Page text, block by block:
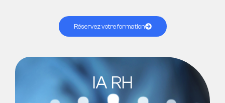
Réservez votre formation
IA RH